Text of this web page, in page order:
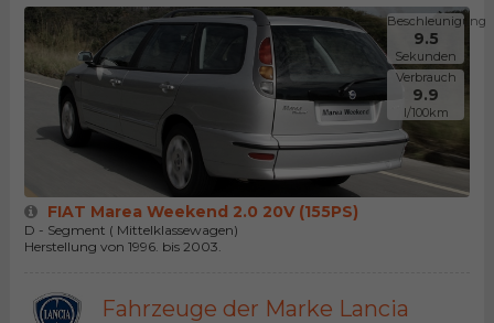
Beschleunigung
9.5
Sekunden
Verbrauch
9.9
l/100km
FIAT Marea Weekend 2.0 20V (155PS)
D - Segment ( Mittelklassewagen)
Herstellung von 1996. bis 2003.
Fahrzeuge der Marke Lancia